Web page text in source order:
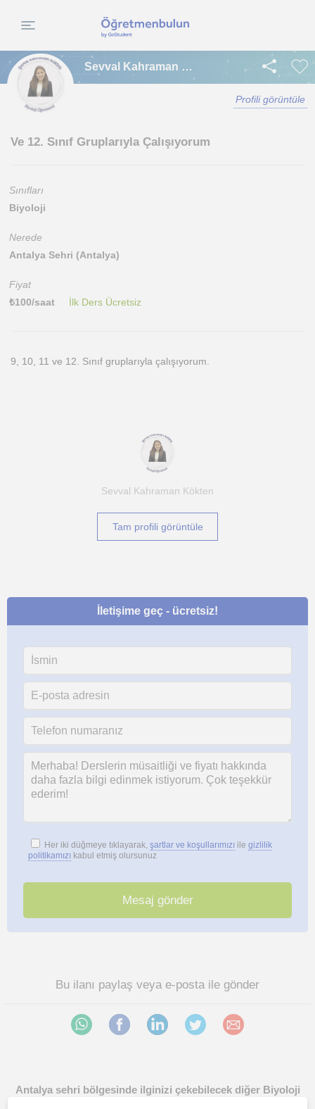
Sevval Kahraman Kökten
Profili görüntüle
Ve 12. Sınıf Gruplarıyla Çalışıyorum
Sınıfları
Biyoloji
Nerede
Antalya Sehri (Antalya)
Fiyat
₺100/saat İlk Ders Ücretsiz
9, 10, 11 ve 12. Sınıf gruplarıyla çalışıyorum.
Sevval Kahraman Kökten
Tam profili görüntüle
İletişime geç - ücretsiz!
Her iki düğmeye tıklayarak, şartlar ve koşullarımızı ile gizlilik
politikamızı kabul etmiş olursunuz
Bu ilanı paylaş veya e-posta ile gönder
Antalya sehri bölgesinde ilginizi çekebilecek diğer Biyoloji